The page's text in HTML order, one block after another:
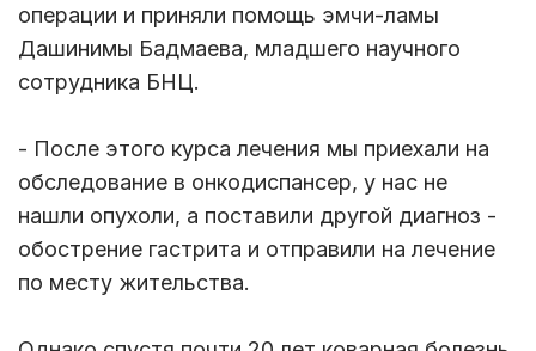
операции и приняли помощь эмчи-ламы
Дашинимы Бадмаева, младшего научного
сотрудника БНЦ.
- После этого курса лечения мы приехали на
обследование в онкодиспансер, у нас не
нашли опухоли, а поставили другой диагноз -
обострение гастрита и отправили на лечение
по месту жительства.